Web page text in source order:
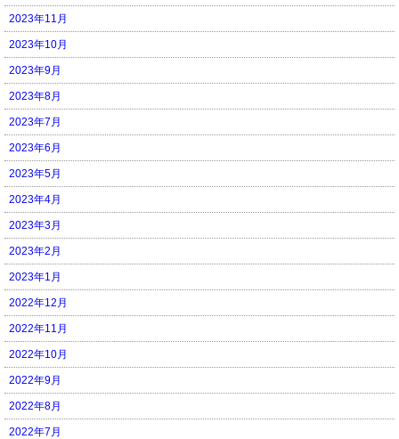
2023年11月
2023年10月
2023年9月
2023年8月
2023年7月
2023年6月
2023年5月
2023年4月
2023年3月
2023年2月
2023年1月
2022年12月
2022年11月
2022年10月
2022年9月
2022年8月
2022年7月